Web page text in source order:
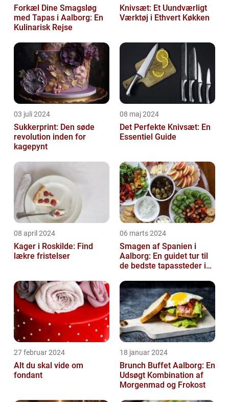
Forkæl Dine Smagsløg
med Tapas i Aalborg: En
Kulinarisk Rejse
Knivsæt: Et Uundværligt
Værktøj i Ethvert Køkken
03 juli 2024
Sukkerprint: Den søde
revolution inden for
kagepynt
08 maj 2024
Det Perfekte Knivsæt: En
Essentiel Guide
08 april 2024
Kager i Roskilde: Find
lækre fristelser
06 marts 2024
Smagen af Spanien i
Aalborg: En guidet tur til
de bedste tapassteder i
27 februar 2024
Alt du skal vide om
fondant
18 januar 2024
Brunch Buffet Aalborg: En
Udsøgt Kombination af
Morgenmad og Frokost